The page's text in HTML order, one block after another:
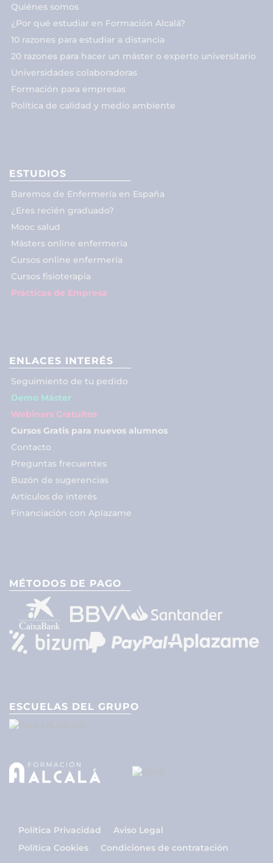
Quiénes somos
¿Por qué estudiar en Formación Alcalá?
10 razones para estudiar a distancia
20 razones para hacer un máster o experto universitario
Universidades colaboradoras
Formación para empresas
Política de calidad y medio ambiente
ESTUDIOS
Baremos de Enfermería en España
¿Eres recién graduado?
Mooc salud
Másters online enfermería
Cursos online enfermería
Cursos fisioterapia
Prácticas de Empresa
ENLACES INTERÉS
Seguimiento de tu pedido
Demo Máster
Webinars Gratuitos
Cursos Gratis para nuevos alumnos
Contacto
Preguntas frecuentes
Buzón de sugerencias
Artículos de interés
Financiación con Aplazame
MÉTODOS DE PAGO
ESCUELAS DEL GRUPO
Política Privacidad
Aviso Legal
Política Cookies
Condiciones de contratación